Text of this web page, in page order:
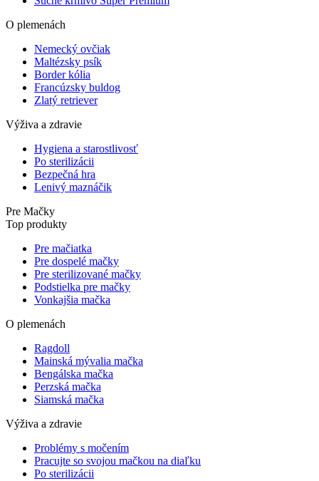
O plemenách
Nemecký ovčiak
Maltézsky psík
Border kólia
Francúzsky buldog
Zlatý retriever
Výživa a zdravie
Hygiena a starostlivosť
Po sterilizácii
Bezpečná hra
Lenivý maznáčik
Pre Mačky
Top produkty
Pre mačiatka
Pre dospelé mačky
Pre sterilizované mačky
Podstielka pre mačky
Vonkajšia mačka
O plemenách
Ragdoll
Mainská mývalia mačka
Bengálska mačka
Perzská mačka
Siamská mačka
Výživa a zdravie
Problémy s močením
Pracujte so svojou mačkou na diaľku
Po sterilizácii